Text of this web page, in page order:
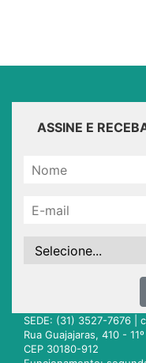
ASSINE E
SEDE: (31) 3527-7676 |
Rua Guajajaras, 410 -
CEP 30180-912